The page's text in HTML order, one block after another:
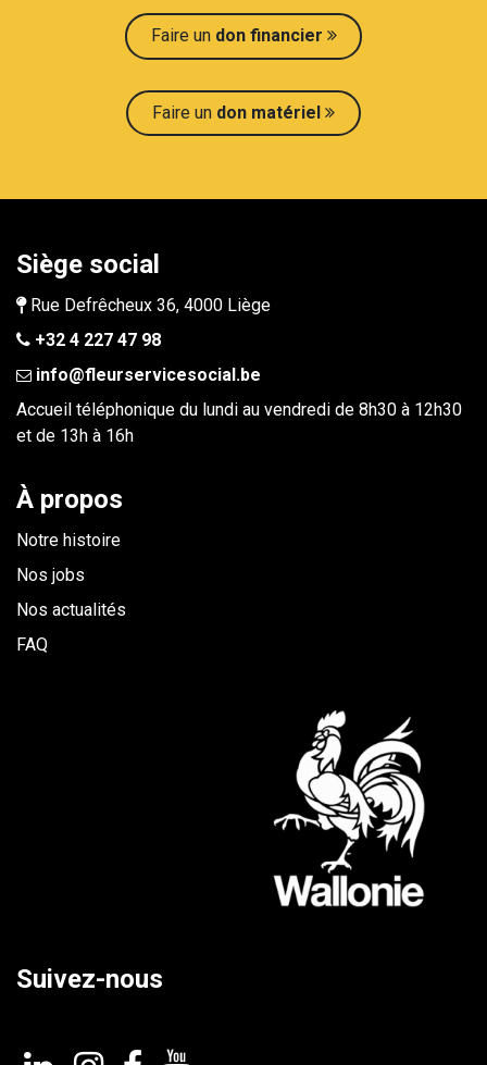
Faire un don financier
Faire un don maté​​riel
Siège social
Rue Defrêcheux 36, 4000 Liège
+32 4 227 47 98
info@fleurservicesocial.be​
Accueil téléphonique du lundi au vendredi de 8h30 à 12h30
et de 13h à 16h
À propos
Notre histoire
Nos jobs
Nos actualités
FAQ
Suivez-nous